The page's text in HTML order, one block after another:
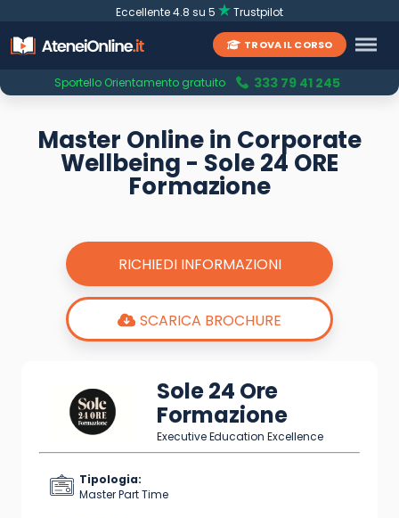
Eccellente 4.8 su 5 Trustpilot
TROVA IL CORSO
Sportello Orientamento gratuito 333 79 41 245
Master Online in Corporate
Wellbeing - Sole 24 ORE
Formazione
RICHIEDI INFORMAZIONI
SCARICA BROCHURE
Sole 24 Ore
Formazione
Executive Education Excellence
Tipologia:
Master Part Time